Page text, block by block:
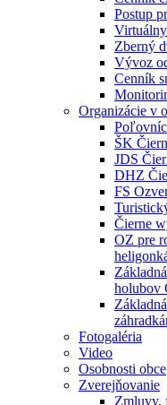
Postup
Zberný
Vývoz
Cenník
Organizácie v
ŠK
JDS
DHZ
FS
Čierne
OZ pre
holubov
Fotogaléria
Video
Osobnosti obce
Zverejňovanie
Zmluvy,